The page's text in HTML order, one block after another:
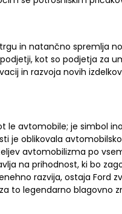
in natančno spremlja
kot so podjetja za
in razvoja novih
le avtomobile; je simbol
je oblikovala
avtomobilizma po
na prihodnost, ki bo
razvija, ostaja Ford
to legendarno blagovno